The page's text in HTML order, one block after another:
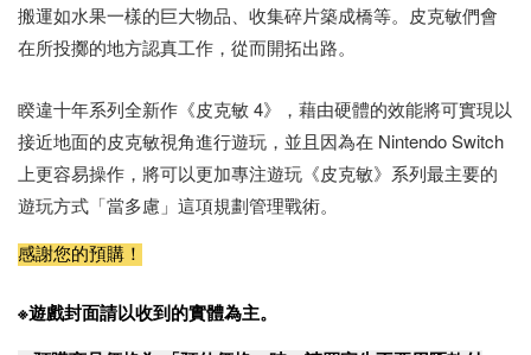
搬運如水果一樣的巨大物品、收集碎片築成橋等。皮克敏們會
在所投擲的地方認真工作，從而開拓出路。
睽違十年系列全新作《皮克敏 4》，藉由硬體的效能將可實現以
接近地面的皮克敏視角進行遊玩，並且因為在 Nintendo Switch
上更容易操作，將可以更加專注遊玩《皮克敏》系列最主要的
遊玩方式「當多慮」這項規劃管理戰術。
感謝您的預購！
※遊戲封面請以收到的實體為主。